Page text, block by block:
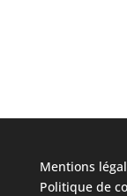
Mentions
Politique de